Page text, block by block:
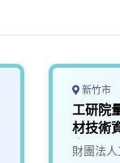
新竹市
工研院
材技術
人員
財團法